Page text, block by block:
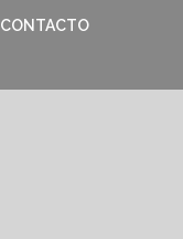
CONTACTO